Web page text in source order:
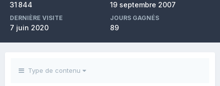
31 844 19 septembre 2007
DERNIÈRE VISITE
7 juin 2020
JOURS GAGNÉS
89
Type de contenu